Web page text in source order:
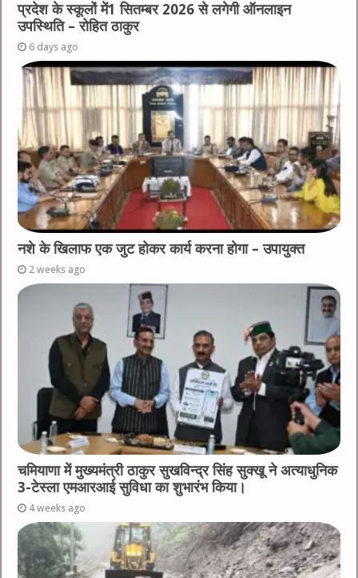
प्रदेश के स्कूलों में1 सितम्बर 2026 से लगेगी ऑनलाइन
उपस्थिति – रोहित ठाकुर
6 days ago
नशे के खिलाफ एक जुट होकर कार्य करना होगा – उपायुक्त
2 weeks ago
चमियाणा में मुख्यमंत्री ठाकुर सुखविन्द्र सिंह सुक्खू ने अत्याधुनिक
3-टेस्ला एमआरआई सुविधा का शुभारंभ किया।
4 weeks ago